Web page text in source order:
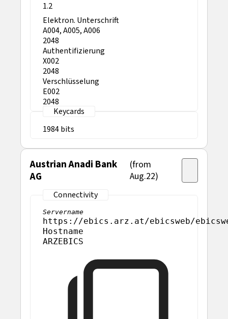
1.2
Elektron. Unterschrift
A004, A005, A006
2048
Authentifizierung
X002
2048
Verschlüsselung
E002
2048
1984
Austrian Anadi Bank
AG
(from
Aug.22)
Servername
https://ebics.arz.at/ebicsweb/
Hostname
ARZEBICS